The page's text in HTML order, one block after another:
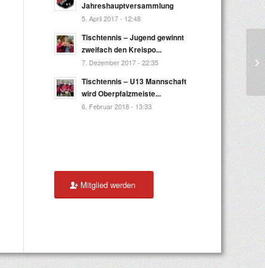
Jahreshauptversammlung
5. April 2017 - 12:48
Tischtennis – Jugend gewinnt
zweifach den Kreispo...
7. Dezember 2017 - 22:35
Tischtennis – U13 Mannschaft
wird Oberpfalzmeiste...
6. Februar 2018 - 13:33
Mitglied werden